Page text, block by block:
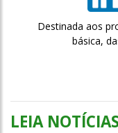
Destinada aos
básica,
LEIA